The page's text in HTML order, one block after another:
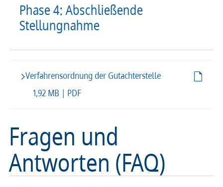
Phase 4: Abschließende
Stellungnahme
Verfahrensordnung der Gutachterstelle
1,92 MB | PDF
Fragen und
Antworten (FAQ)